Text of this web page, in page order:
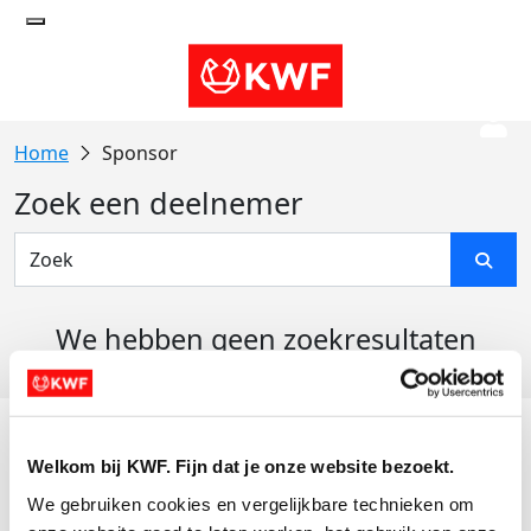
Welkom bij KWF. Fijn dat je onze website bezoekt.
We gebruiken cookies en vergelijkbare technieken om
Sponsor
Zoek een deelnemer
We hebben geen zoekresultaten
Actiematerialen
Evenementen